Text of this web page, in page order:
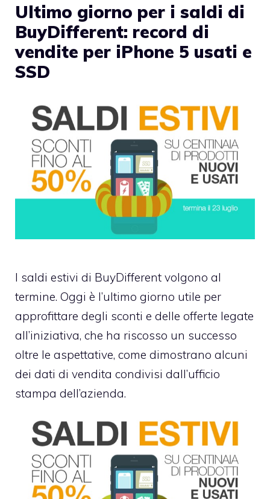
Ultimo giorno per i saldi di
BuyDifferent: record di
vendite per iPhone 5 usati e
SSD
I saldi estivi di BuyDifferent volgono al
termine. Oggi è l’ultimo giorno utile per
approfittare degli sconti e delle offerte legate
all’iniziativa, che ha riscosso un successo
oltre le aspettative, come dimostrano alcuni
dei dati di vendita condivisi dall’ufficio
stampa dell’azienda.